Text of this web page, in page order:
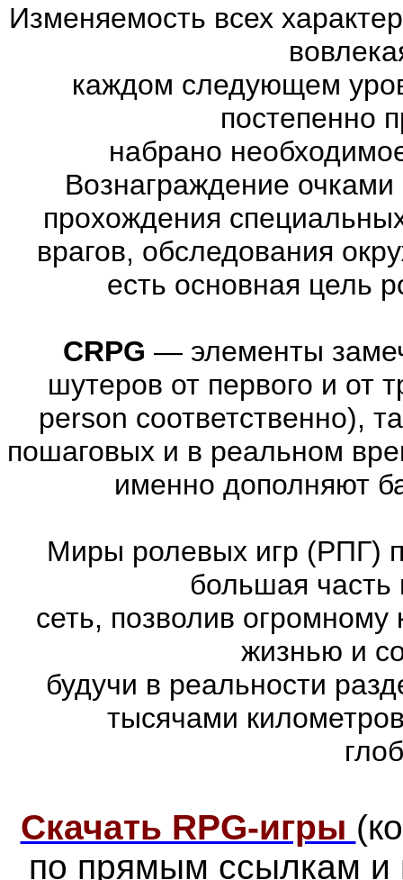
Изменяемость всех
каждом следующем
постепенно
набрано
Вознаграждение
прохождения
врагов, обследования
есть основная цель
CRPG — элементы
шутеров от первого и от
person соответственно),
пошаговых и в реальном
именно дополняют
Миры ролевых игр (РПГ)
большая часть
сеть, позволив огромному
жизнью и
будучи в реальности
тысячами
Скачать RPG-игры
по прямым ссылкам и